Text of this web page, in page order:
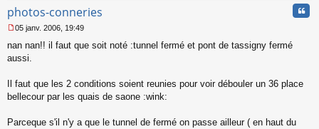
photos-conneries
e
s
a
g
e
o
05 janv. 2006, 19:49
nan nan!! il faut que soit noté :tunnel fermé et pont de tassigny fermé
aussi.
Il faut que les 2 conditions soient reunies pour voir débouler un 36 place
bellecour par les quais de saone :wink:
Parceque s'il n'y a que le tunnel de fermé on passe ailleur ( en haut du